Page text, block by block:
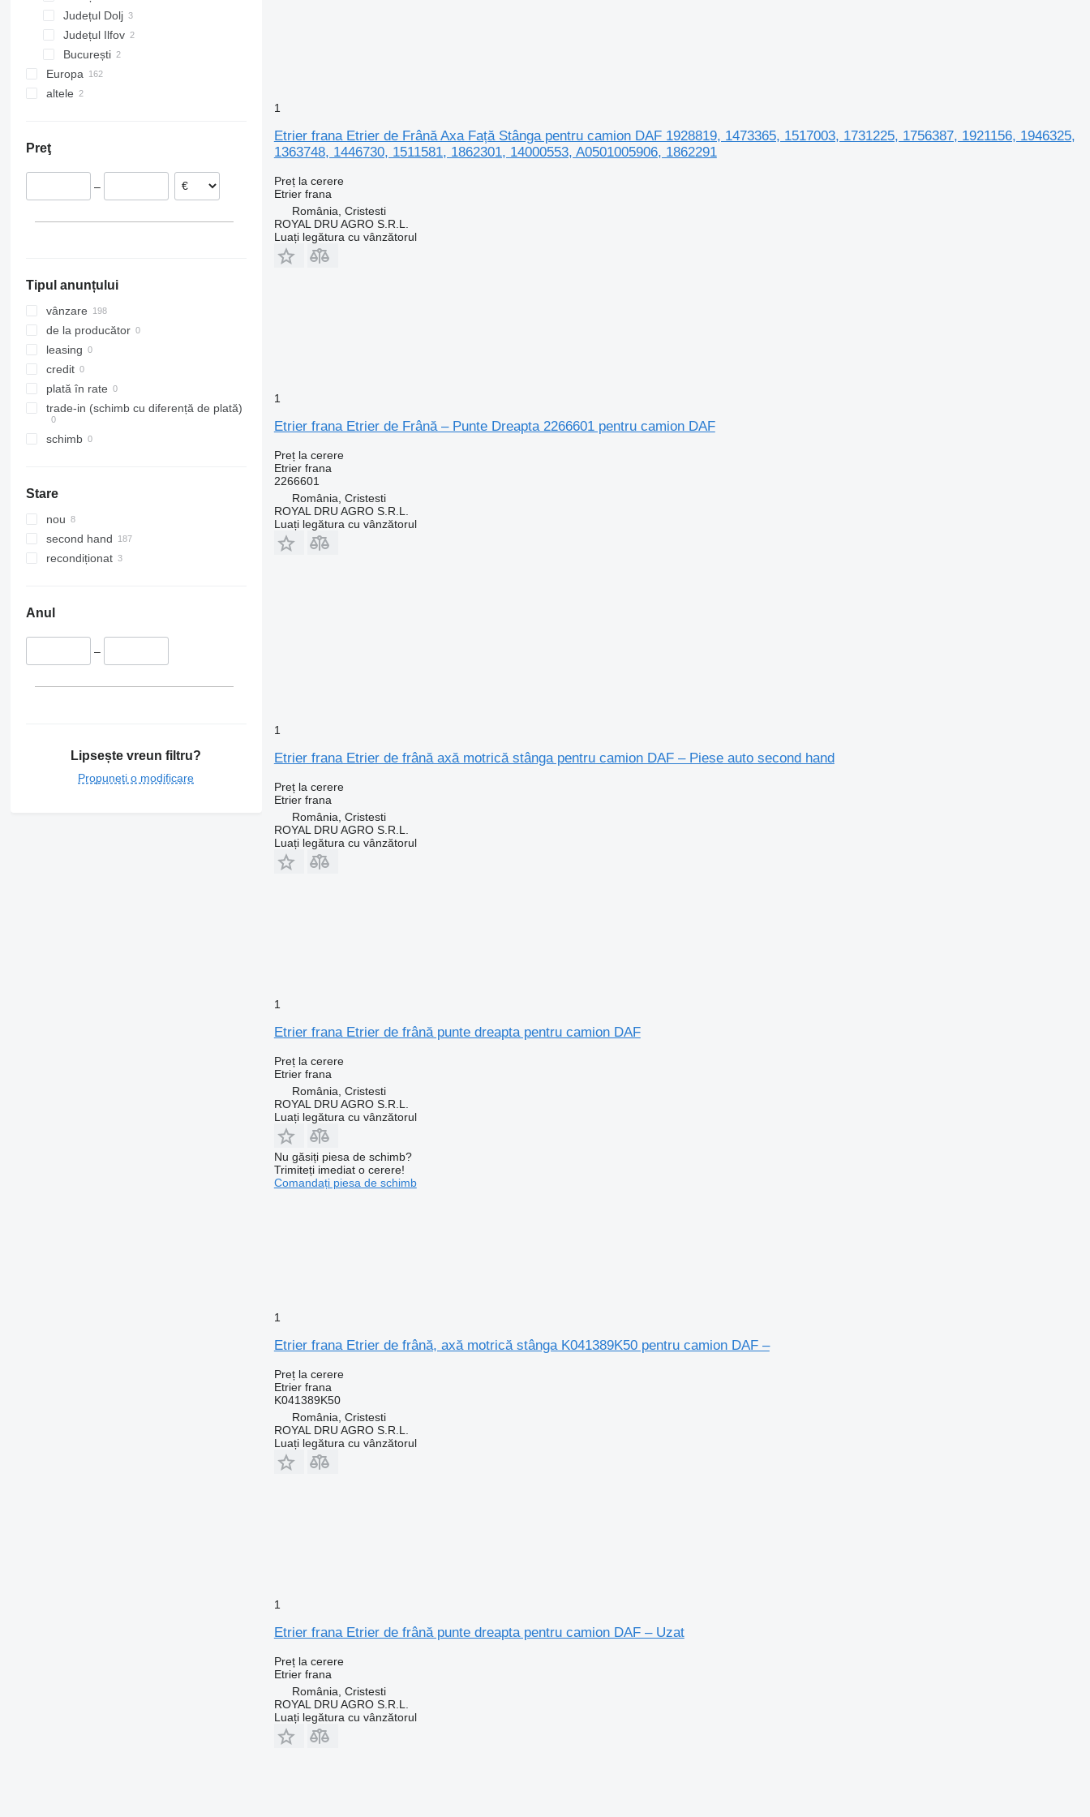
Vito
Județul Dolj
Județul Ilfov
București
Europa
Polonia
Italia
altele
Preţ
–
Tipul anunțului
vânzare
de la producător
leasing
credit
plată în rate
trade-in (schimb cu diferență de plată)
schimb
Stare
nou
second hand
recondiționat
Anul
–
Lipsește vreun filtru?
Propuneți o modificare
1
Etrier frana Etrier de Frână Axa Față Stânga pentru camion DAF 1928819, 1473365, 1517003, 1731225, 1756387, 1921156, 1946325,
1363748, 1446730, 1511581, 1862301, 14000553, A0501005906, 1862291
Preț la cerere
Etrier frana
România, Cristesti
ROYAL DRU AGRO S.R.L.
Luați legătura cu vânzătorul
1
Etrier frana Etrier de Frână – Punte Dreapta 2266601 pentru camion DAF
Preț la cerere
Etrier frana
2266601
România, Cristesti
ROYAL DRU AGRO S.R.L.
Luați legătura cu vânzătorul
1
Etrier frana Etrier de frână axă motrică stânga pentru camion DAF – Piese auto second hand
Preț la cerere
Etrier frana
România, Cristesti
ROYAL DRU AGRO S.R.L.
Luați legătura cu vânzătorul
1
Etrier frana Etrier de frână punte dreapta pentru camion DAF
Preț la cerere
Etrier frana
România, Cristesti
ROYAL DRU AGRO S.R.L.
Luați legătura cu vânzătorul
Nu găsiți piesa de schimb?
Trimiteți imediat o cerere!
Comandați piesa de schimb
1
Etrier frana Etrier de frână, axă motrică stânga K041389K50 pentru camion DAF –
Preț la cerere
Etrier frana
K041389K50
România, Cristesti
ROYAL DRU AGRO S.R.L.
Luați legătura cu vânzătorul
1
Etrier frana Etrier de frână punte dreapta pentru camion DAF – Uzat
Preț la cerere
Etrier frana
România, Cristesti
ROYAL DRU AGRO S.R.L.
Luați legătura cu vânzătorul